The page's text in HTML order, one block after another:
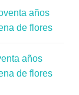
años
de flores
años
de flores